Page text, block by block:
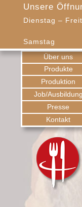
Über uns
Produkte
Produktion
Job/Ausbildung
Presse
Kontakt
Unsere
Dienstag –
14:30
Samstag